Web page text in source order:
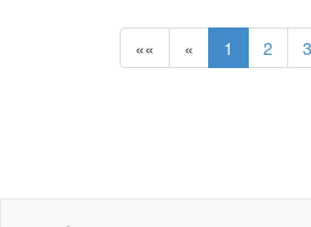
«« « 1 2 3